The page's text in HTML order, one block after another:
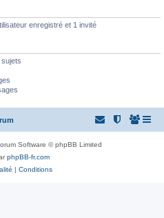
enregistré et 1 invité
Software © phpBB Limited
phpBB-fr.com
| Conditions